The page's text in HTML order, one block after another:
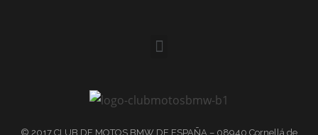
© 2017 CLUB DE MOTOS BMW DE ESPAÑA – 08940 Cornellá de